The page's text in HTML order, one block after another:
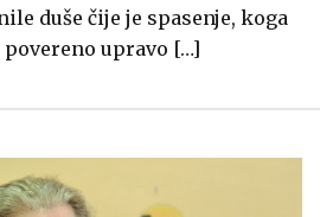
duše čije je spasenje, koga
povereno upravo […]